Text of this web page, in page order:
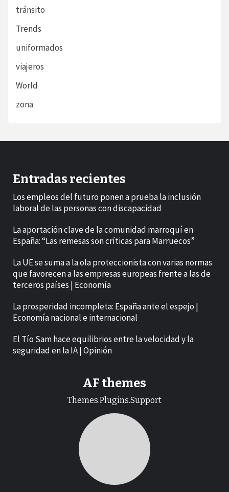
tránsito
Trends
uniformados
viajeros
World
zona
Entradas recientes
Los empleos del futuro ponen a prueba la inclusión
laboral de las personas con discapacidad
La aportación clave de la comunidad marroquí en
España: “Las remesas son críticas para Marruecos”
La UE se suma a la ola proteccionista con varias normas
que favorecen a las empresas europeas frente a las de
terceros países | Economía
La prosperidad incompleta: España ante el espejo |
Economía nacional e internacional
El Tío Sam hace equilibrios entre la velocidad y la
seguridad en la IA | Opinión
AF themes
Themes.Plugins.Support